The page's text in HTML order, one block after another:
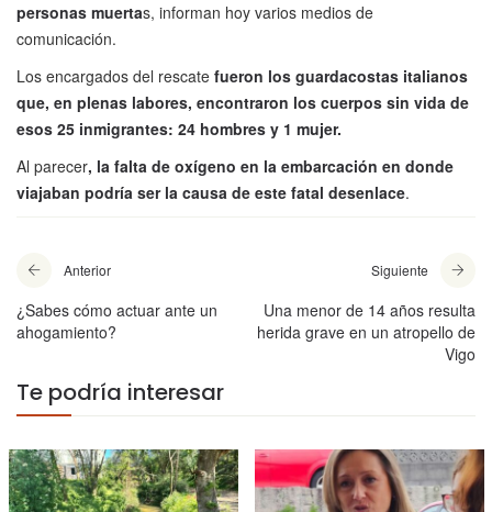
personas muertas, informan hoy varios medios de
comunicación.
Los encargados del rescate fueron los guardacostas italianos
que, en plenas labores, encontraron los cuerpos sin vida de
esos 25 inmigrantes: 24 hombres y 1 mujer.
Al parecer, la falta de oxígeno en la embarcación en donde
viajaban podría ser la causa de este fatal desenlace.
Anterior
¿Sabes cómo actuar ante un
ahogamiento?
Siguiente
Una menor de 14 años resulta
herida grave en un atropello de
Vigo
Te podría interesar